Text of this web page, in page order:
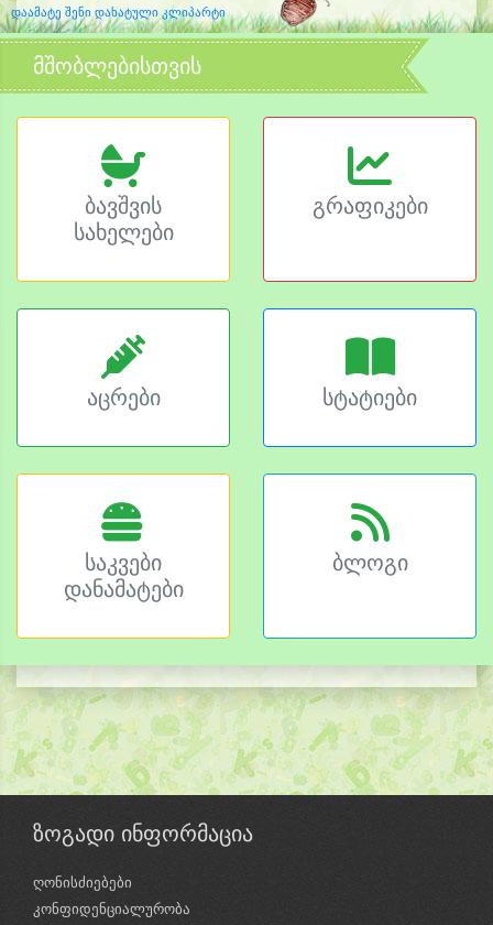
დაამატე შენი დახატული კლიპარტი
მშობლებისთვის
ბავშვის
სახელები
გრაფიკები
აცრები სტატიები
საკვები
დანამატები
ბლოგი
ზოგადი ინფორმაცია
ღონისძიებები
კონფიდენციალურობა